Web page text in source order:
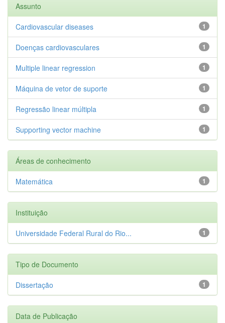
Assunto
1
Cardiovascular diseases
1
Doenças cardiovasculares
1
Multiple linear regression
1
Máquina de vetor de suporte
1
Regressão linear múltipla
1
Supporting vector machine
Áreas de conhecimento
1
Matemática
Instituição
1
Universidade Federal Rural do Rio...
Tipo de Documento
1
Dissertação
Data de Publicação